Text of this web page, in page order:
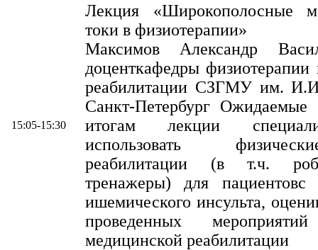
15:05-15:30
Лекция «Широкополосные
токи в физиотерапии»
Максимов Александр
доценткафедры
реабилитации СЗГМУ им.
Санкт-Петербург Ожидаемые
итогам лекции
использовать
реабилитации (в т.ч.
тренажеры) для пациентовс
ишемического инсульта,
проведенных
медицинской реабилитации